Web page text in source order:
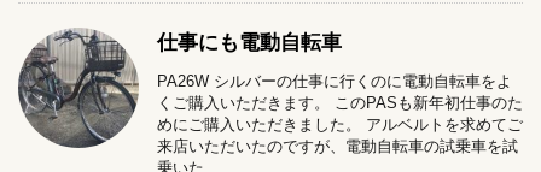
仕事にも電動自転車
PA26W シルバーの仕事に行くのに電動自転車をよ
くご購入いただきます。 このPASも新年初仕事のた
めにご購入いただきました。 アルベルトを求めてご
来店いただいたのですが、電動自転車の試乗車を試
乗いた ...